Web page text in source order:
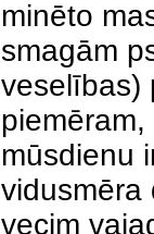
minēto
smagām
veselības)
mūsdienu
vidusmēra
vecim